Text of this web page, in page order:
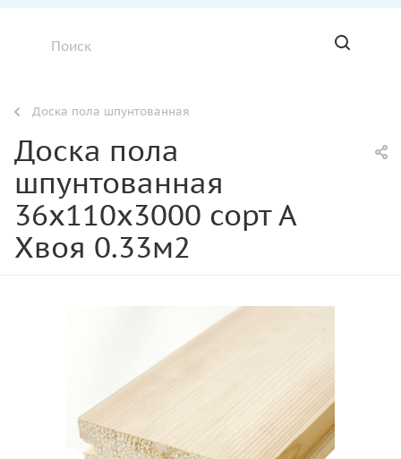
Доска пола шпунтованная
Доска пола
шпунтованная
36х110х3000 сорт А
Хвоя 0.33м2